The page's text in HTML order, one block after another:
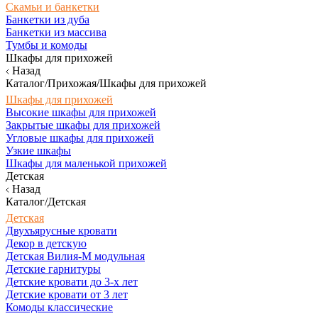
Скамьи и банкетки
Банкетки из дуба
Банкетки из массива
Тумбы и комоды
Шкафы для прихожей
Назад
Каталог/Прихожая/Шкафы для прихожей
Шкафы для прихожей
Высокие шкафы для прихожей
Закрытые шкафы для прихожей
Угловые шкафы для прихожей
Узкие шкафы
Шкафы для маленькой прихожей
Детская
Назад
Каталог/Детская
Детская
Двухъярусные кровати
Декор в детскую
Детская Вилия-М модульная
Детские гарнитуры
Детские кровати до 3-х лет
Детские кровати от 3 лет
Комоды классические